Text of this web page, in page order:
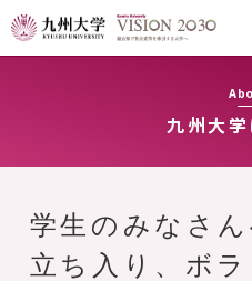
九州大
学生のみなさ
立ち入り、ボ